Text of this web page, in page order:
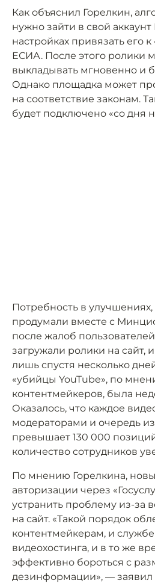
Как объяснил Горелкин,
нужно зайти в свой аккаунт
настройках привязать его к
ЕСИА. После этого ролики
выкладывать мгновенно и
Однако площадка может
на соответствие законам.
будет подключено «со дня
Потребность в
продумали вместе с
после жалоб
загружали ролики на сайт,
лишь спустя несколько
«убийцы YouTube», по
контентмейкеров, была
Оказалось, что каждое
модераторами и очередь
превышает 130 000
количество сотрудников
По мнению Горелкина,
авторизации через
устранить проблему из-за
на сайт. «Такой порядок
контентмейкерам, и
видеохостинга, и в то же
эффективно бороться с
дезинформации», — заявил